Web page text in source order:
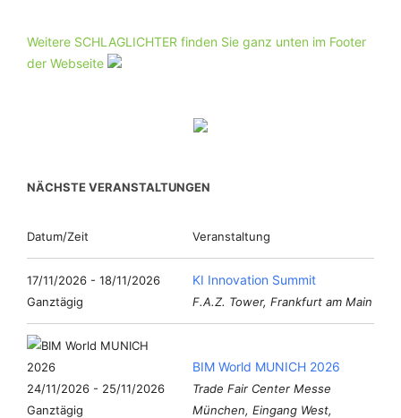
Weitere SCHLAGLICHTER finden Sie ganz unten im Footer
der Webseite
NÄCHSTE VERANSTALTUNGEN
Datum/Zeit Veranstaltung
17/11/2026 - 18/11/2026
Ganztägig
KI Innovation Summit
F.A.Z. Tower, Frankfurt am Main
24/11/2026 - 25/11/2026
Ganztägig
BIM World MUNICH 2026
Trade Fair Center Messe
München, Eingang West,